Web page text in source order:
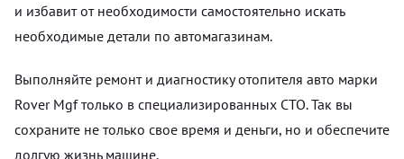
и избавит от необходимости самостоятельно искать
необходимые детали по автомагазинам.
Выполняйте ремонт и диагностику отопителя авто марки
Rover Mgf только в специализированных СТО. Так вы
сохраните не только свое время и деньги, но и обеспечите
долгую жизнь машине.